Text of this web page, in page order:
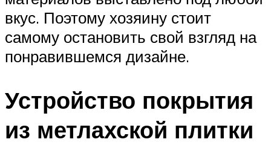
вкус. Поэтому хозяину стоит
самому остановить свой взгляд на
понравившемся дизайне.
Устройство покрытия
из метлахской плитки